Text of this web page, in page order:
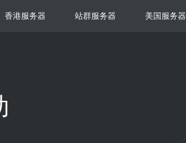
湾服务器
香港服务器 站群服务器 美国服务器
制化的架